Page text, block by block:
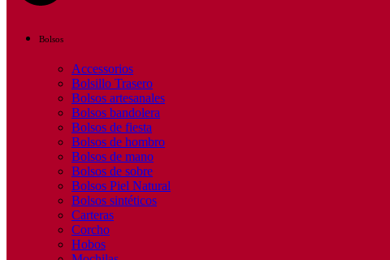
Bolsos
Accessorios
Bolsillo Trasero
Bolsos artesanales
Bolsos bandolera
Bolsos de fiesta
Bolsos de hombro
Bolsos de mano
Bolsos de sobre
Bolsos Piel Natural
Bolsos sintéticos
Carteras
Corcho
Hobos